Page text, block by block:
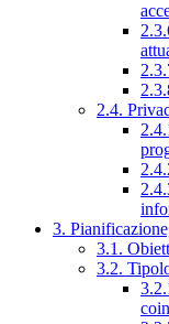
2.4.
3.
3.1.
3.2.